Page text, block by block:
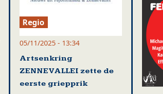
Regio
05/11/2025 - 13:34
Artsenkring
ZENNEVALLEI zette de
eerste griepprik